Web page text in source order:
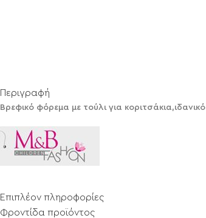
Περιγραφή
Βρεφικό φόρεμα με τούλι για
Επιπλέον πληροφορίες
Φροντίδα προϊόντος